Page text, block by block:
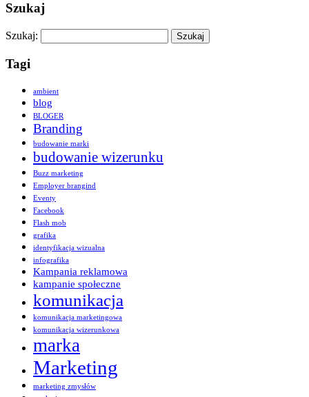
Szukaj
Szukaj:
Tagi
ambient
blog
BLOGER
Branding
budowanie marki
budowanie wizerunku
Buzz marketing
Employer brangind
Eventy
Facebook
Flash mob
grafika
identyfikacja wizualna
infografika
Kampania reklamowa
kampanie społeczne
komunikacja
komunikacja marketingowa
komunikacja wizerunkowa
marka
Marketing
marketing zmysłów